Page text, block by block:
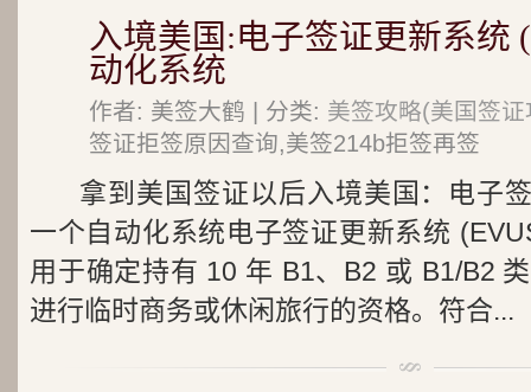
入境美国:电子签证更新系统
动化系统
作者: 美签大鹤 | 分类: 美签攻略(美国签证
签证拒签原因查询,美签214b拒签再签
拿到美国签证以后入境美国：电子
一个自动化系统电子签证更新系统
用于确定持有 10 年 B1、B2 或 B1/B2
进行临时商务或休闲旅行的资格。符合...